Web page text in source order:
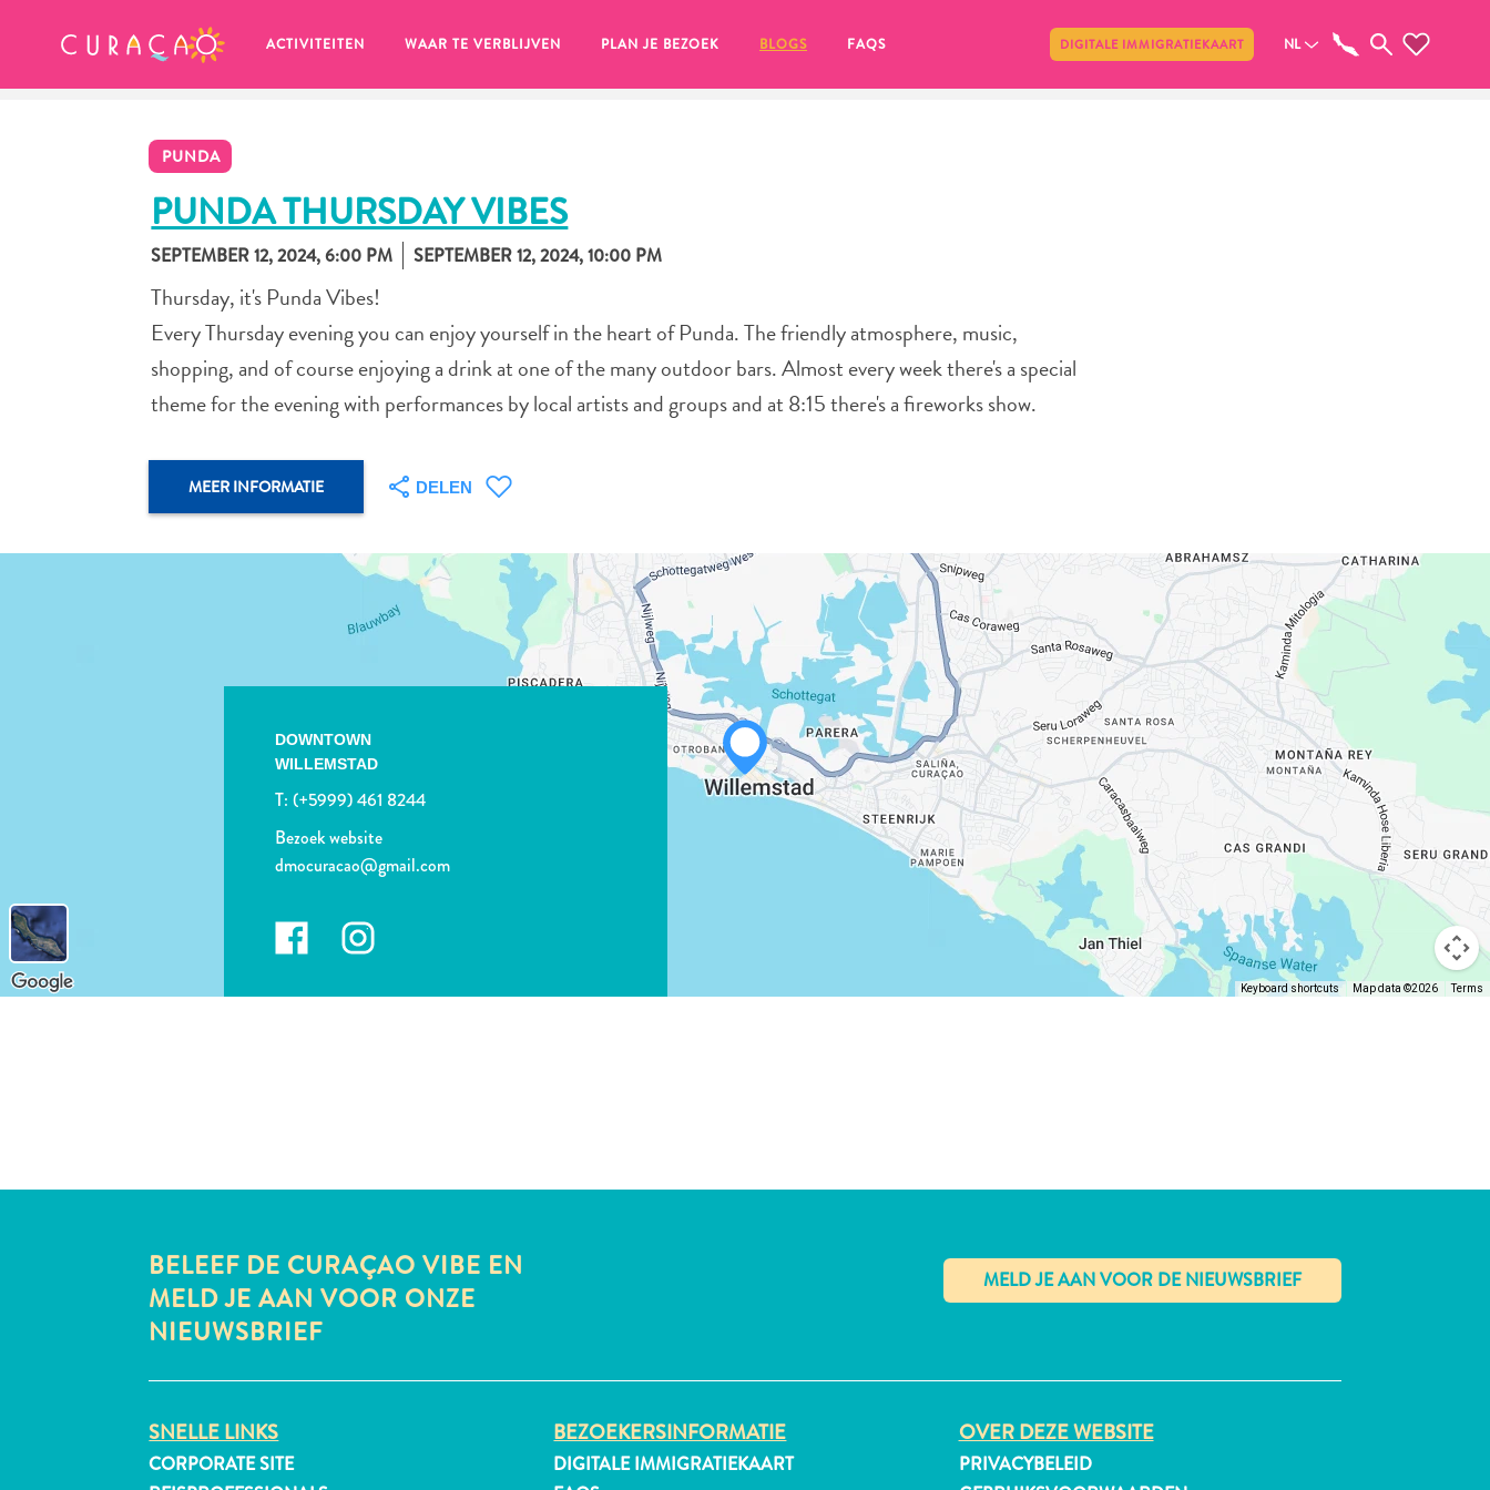
ACTIVITEITEN WAAR TE VERBLIJVEN PLAN JE BEZOEK BLOGS FAQS DIGITALE IMMIGRATIEKAART NL
PUNDA
PUNDA THURSDAY VIBES
SEPTEMBER 12, 2024, 6:00 PM SEPTEMBER 12, 2024, 10:00 PM
Thursday, it's Punda Vibes!
Every Thursday evening you can enjoy yourself in the heart of Punda. The friendly atmosphere, music,
shopping, and of course enjoying a drink at one of the many outdoor bars. Almost every week there's a special
theme for the evening with performances by local artists and groups and at 8:15 there's a fireworks show.
MEER INFORMATIE DELEN
WHATSAPP
DOWNTOWN
WILLEMSTAD
T: (+5999) 461 8244
Bezoek website
dmocuracao@gmail.com
Keyboard shortcuts Map data ©2026 Terms
BELEEF DE CURAÇAO VIBE EN
MELD JE AAN VOOR ONZE
NIEUWSBRIEF
✕
SNELLE LINKS
CORPORATE SITE
BEZOEKERSINFORMATIE
DIGITALE IMMIGRATIEKAART
OVER DEZE WEBSITE
PRIVACYBELEID
MIJN FAVORIETEN Delen
favoriete plekken opgeslagen.